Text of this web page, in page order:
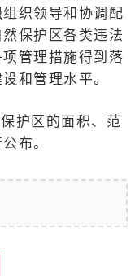
织领导和协调配
保护区各类违法
管理措施得到落
和管理水平。
护区的面积、范
布。